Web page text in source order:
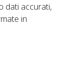
dati accurati,
in